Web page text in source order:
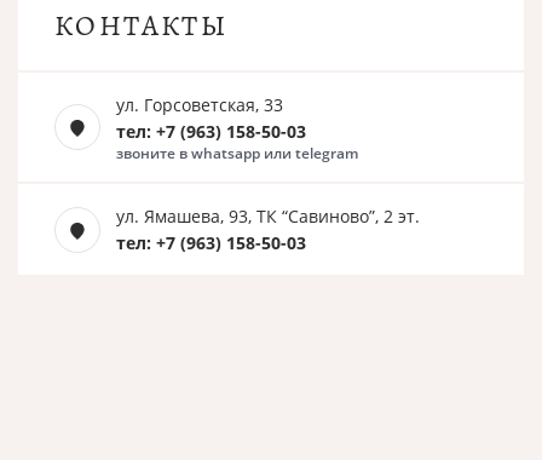
КОНТАКТЫ
ул. Горсоветская, 33
тел: +7 (963) 158-50-03
звоните в whatsapp или telegram
ул. Ямашева, 93, ТК “Савиново”, 2 эт.
тел: +7 (963) 158-50-03